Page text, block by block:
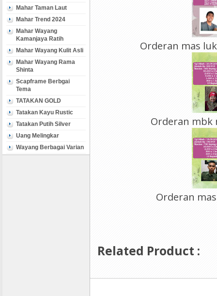
Mahar Taman Laut
Mahar Trend 2024
Mahar Wayang
Kamanjaya Ratih
Mahar Wayang Kulit Asli
Mahar Wayang Rama
Shinta
Scapframe Berbgai
Tema
TATAKAN GOLD
Tatakan Kayu Rustic
Tatakan Putih Silver
Uang Melingkar
Wayang Berbagai Varian
Orderan mas
Orderan mbk
Orderan
Related Product :